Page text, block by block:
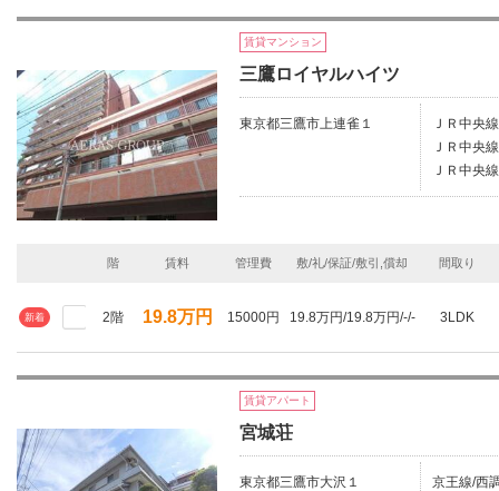
賃貸マンション
三鷹ロイヤルハイツ
東京都三鷹市上連雀１
ＪＲ中央
ＪＲ中央
ＪＲ中央
階 賃料 管理費 敷/礼/保証/敷引,償却 間取り
新着 2階 19.8万円 15000円 19.8万円/19.8万円/-/- 3LDK
賃貸アパート
宮城荘
東京都三鷹市大沢１
京王線/西